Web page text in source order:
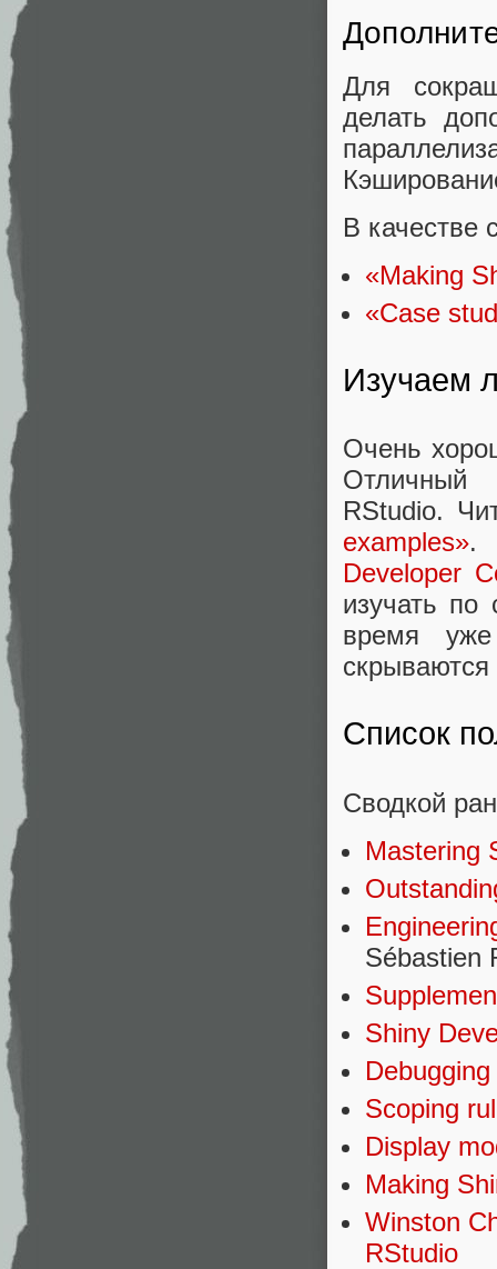
Для
делать
В качестве
«Making
«Case
Изучаем
Очень
Отличный
RStudio.
examples».
Developer
изучать
время
Список
Сводкой
Mastering
Sébastien
Shiny
Scoping
Display
Making
Winston
RStudio